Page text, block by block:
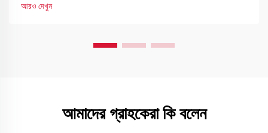
আরও দেখুন
আমাদের গ্রাহকেরা কি বলেন